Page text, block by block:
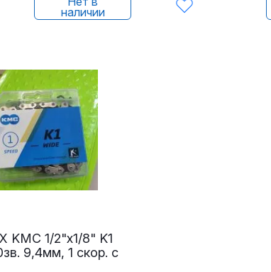
наличии
KMC 1/2"х1/8" K1
9,4мм, 1 скор. с